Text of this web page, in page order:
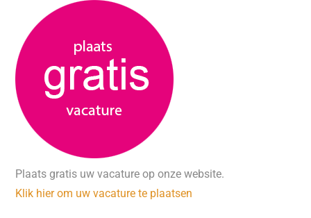
Plaats gratis uw vacature op onze website.
Klik hier om uw vacature te plaatsen